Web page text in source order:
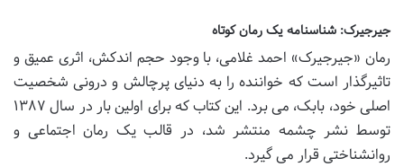
جیرجیرک: شناسنامه یک رمان کوتاه
رمان «جیرجیرک» احمد غلامی، با وجود حجم اندکش، اثری عمیق و
تاثیرگذار است که خواننده را به دنیای پرچالش و درونی شخصیت
اصلی خود، بابک، می برد. این کتاب که برای اولین بار در سال ۱۳۸۷
توسط نشر چشمه منتشر شد، در قالب یک رمان اجتماعی و
روانشناختی قرار می گیرد.